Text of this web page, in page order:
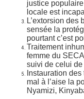
justice
locale est
L’extorsion des
sensée la
pourtant c’est
Traitement
femme du
suivi de celui de
Instauration
mal à l’aise la
Nyamizi,